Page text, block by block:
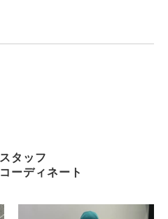
タッフ
ーディネート